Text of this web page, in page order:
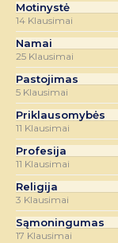
Motinystė
14 Klausimai
Namai
25 Klausimai
Pastojimas
5 Klausimai
Priklausomybės
11 Klausimai
Profesija
11 Klausimai
Religija
3 Klausimai
Sąmoningumas
17 Klausimai